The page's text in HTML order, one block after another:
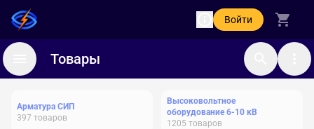
Войти
Товары
Арматура СИП
397 товаров
Высоковольтное
оборудование 6-10 кВ
1205 товаров